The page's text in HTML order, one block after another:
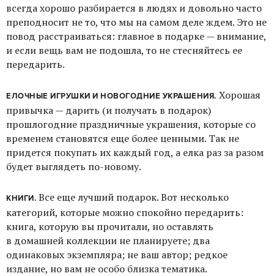
всегда хорошо разбирается в людях и довольно часто
преподносит не то, что мы на самом деле ждем. Это не
повод расстраиваться: главное в подарке — внимание,
и если вещь вам не подошла, то не стесняйтесь ее
передарить.
ЕЛОЧНЫЕ ИГРУШКИ И НОВОГОДНИЕ УКРАШЕНИЯ. Хорошая
привычка — дарить (и получать в подарок)
прошлогодние праздничные украшения, которые со
временем становятся еще более ценными. Так не
придется покупать их каждый год, а елка раз за разом
будет выглядеть по-новому.
КНИГИ. Все еще лучший подарок. Вот несколько
категорий, которые можно спокойно передарить:
книга, которую вы прочитали, но оставлять
в домашней коллекции не планируете; два
одинаковых экземпляра; не ваш автор; редкое
издание, но вам не особо близка тематика.